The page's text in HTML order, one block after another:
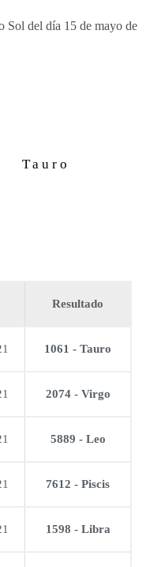
Sol del día 15 de mayo de
Tauro
Resultado
1061 - Tauro
2074 - Virgo
5889 - Leo
7612 - Piscis
1598 - Libra